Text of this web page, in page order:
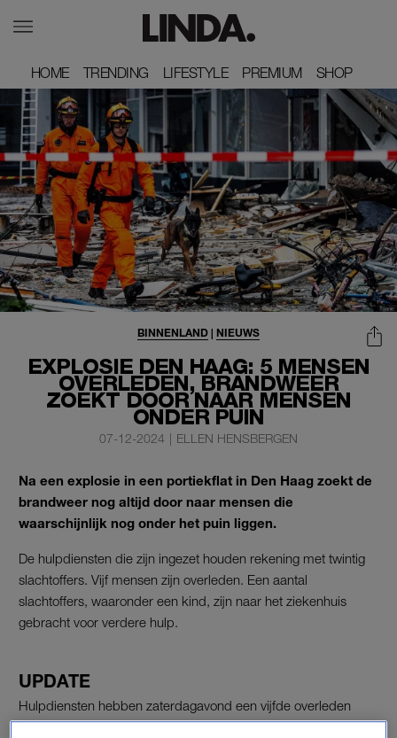
HOME
HOME TRENDING
TRENDING LIFESTYLE
LIFESTYLE PREMIUM
PREMIUM SHOP
SHOP
EXPLOSIE DEN HAAG: 5 MENSEN
OVERLEDEN, BRANDWEER
ZOEKT DOOR NAAR MENSEN
ONDER PUIN
BINNENLAND | NIEUWS
07-12-2024 | ELLEN HENSBERGEN
Na een explosie in een portiekflat in Den Haag zoekt de
brandweer nog altijd door naar mensen die
waarschijnlijk nog onder het puin liggen.
De hulpdiensten die zijn ingezet houden rekening met twintig
slachtoffers. Vijf mensen zijn overleden. Een aantal
slachtoffers, waaronder een kind, zijn naar het ziekenhuis
gebracht voor verdere hulp.
UPDATE
Hulpdiensten hebben zaterdagavond een vijfde overleden
persoon onder het puin van de explosies aan de Tarwekamp